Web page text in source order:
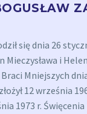
się dnia 26
Mieczysława i
Mniejszych
12 września
1973 r.